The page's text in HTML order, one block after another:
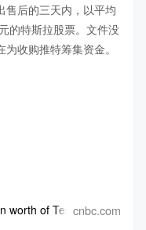
售后的三天内，以平均
的特斯拉股票。文件没
收购推特筹集资金。
worth of Tesla shares this
cnbc.com